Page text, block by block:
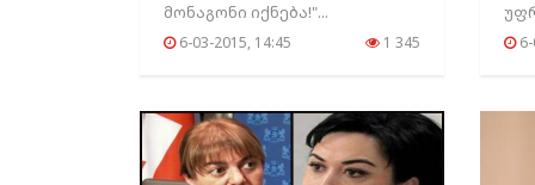
მონაგონი იქნება!"...
6-03-2015, 14:45 1 345 6-